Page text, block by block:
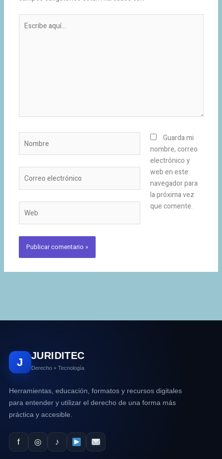
aquí...
electrónico
Guarda mi
nombre, correo
electrónico y
web en este
navegador para
la próxima vez
que comente.
J
JURIDITEC
Derecho + Tecnología
Herramientas, educación, formatos y recursos digitales
para entender y utilizar el derecho de una forma más
práctica y accesible.
f ◎ ♪